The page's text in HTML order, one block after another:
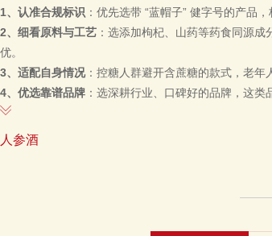
1、认准合规标识 ：优先选带 “蓝帽子” 健字号的产品
2、细看原料与工艺 ：选添加枸杞、山药等药食同源
优。
3、适配自身情况：控糖人群避开含蔗糖的款式，老年
4、 优选靠谱品牌 ：选深耕行业、口碑好的品牌，这类
人参酒